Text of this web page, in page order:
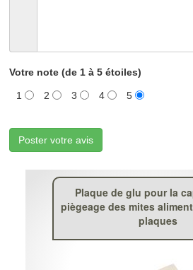
Votre note (de 1 à 5 étoiles)
1 2 3 4 5
Poster votre avis
Plaque de glu pour la
piègeage des mites
plaques